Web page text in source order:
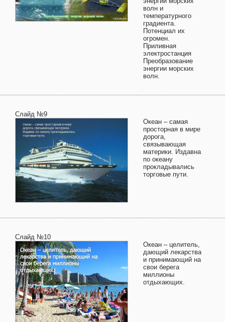
волн и
температурного
градиента.
Потенциал их
огромен.
Приливная
электростанция
Преобразование
энергии морских
волн.
Слайд №9
Океан – самая
просторная в мире
дорога,
связывающая
материки. Издавна
по океану
прокладывались
торговые пути.
Слайд №10
Океан – целитель,
дающий лекарства
и принимающий на
свои берега
миллионы
отдыхающих.